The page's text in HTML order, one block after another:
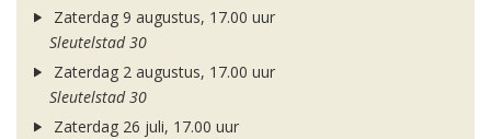
Zaterdag 9 augustus, 17.00 uur
Sleutelstad 30
Zaterdag 2 augustus, 17.00 uur
Sleutelstad 30
Zaterdag 26 juli, 17.00 uur